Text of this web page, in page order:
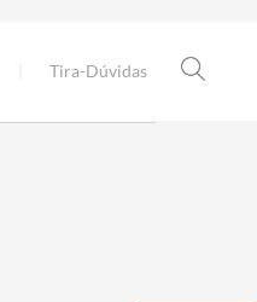
Tira-Dúvidas